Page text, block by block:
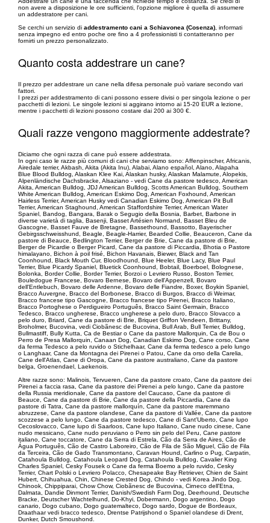
non avere a disposizione le ore sufficienti, l'opzione migliore è quella di assumere
un addestratore per cani.
Se cerchi un servizio di addestramento cani a Schiavonea (Cosenza) , informati
senza impegno ed entro poche ore fino a 4 professionisti ti contatteranno per
fornirti un prezzo personalizzato.
Quanto costa addestrare un cane?
Il prezzo per addestrare un cane nella difesa personale può variare secondo vari
fattori.
I prezzi per addestramento di cani possono essere divisi o per singola lezione o per
pacchetti di lezioni. Le singole lezioni si aggirano intorno ai 15-20 EUR a lezione,
mentre i pacchetti di lezioni possono costare dai 200 ai 300 €.
Quali razze vengono maggiormente addestrate?
Diciamo che ogni razza di cane può essere addestrata.
In ogni caso le razze più comuni di cani che serviamo sono: Affenpinscher, Africanis,
Airedale terrier, Akbash, Akita (Akita Inu), Alabai, Alano español, Alano, Alapaha
Blue Blood Bulldog, Alaskan Klee Kai, Alaskan husky, Alaskan Malamute, Alopekis,
Alpenländische Dachsbracke, Alsaziano - vedi Cane da pastore tedesco, American
Akita, American Bulldog, JDJ American Bulldog, Scotts American Bulldog, Southern
White American Bulldog, American Eskimo Dog, American Foxhound, American
Hairless Terrier, American Husky vedi Canadian Eskimo Dog, American Pit Bull
Terrier, American Staghound, American Staffordshire Terrier, American Water
Spaniel, Bandog, Bangara, Barak o Segugio della Bosnia, Barbet, Barbone in
diverse varietà di taglia, Basenji, Basset Artésien Normand, Basset Bleu de
Gascogne, Basset Fauve de Bretagne, Bassethound, Bassotto, Bayerischer
Gebirgsschweisshund, Beagle, Beagle-Harrier, Bearded Collie, Beauceron, Cane da
pastore di Beauce, Bedlington Terrier, Berger de Brie, Cane da pastore di Brie,
Berger de Picardie o Berger Picard, Cane da pastore di Piccardia, Bhotia o Pastore
himalayano, Bichon à poil frisé, Bichon Havanais, Biewer, Black and Tan
Coonhound, Black Mouth Cur, Bloodhound, Blue Heeler, Blue Lacy, Blue Paul
Terrier, Blue Picardy Spaniel, Bluetick Coonhound, Bobtail, Boerboel, Bolognese,
Bolonka, Border Collie, Border Terrier, Borzoi o Levriero Russo, Boston Terrier,
Bouledogue Francese, Bovaro Bernese, Bovaro dell'Appenzell, Bovaro
dell'Entlebuch, Bovaro delle Ardenne, Bovaro delle Fiandre, Boxer, Boykin Spaniel,
Bracco Auvergne, Bracco del Borbonese, Bracco di Burgos, Bracco di Weimar,
Bracco francese tipo Gascogne, Bracco francese tipo Pirenei, Bracco Italiano,
Bracco Portoghese o Perdigueiro Português, Bracco Saint Germain, Bracco
Tedesco, Bracco ungherese, Bracco ungherese a pelo duro, Bracco Slovacco a
pelo duro, Briard, Cane da pastore di Brie, Briquet Griffon Vendeen, Brittany,
Broholmer, Bucovina, vedi Ciobãnesc de Bucovina, Bull Arab, Bull Terrier, Bulldog,
Bullmastiff, Bully Kutta, Ca de Bestiar o Cane da pastore Mallorquin, Ca de Bou o
Perro de Presa Mallorquin, Canaan Dog, Canadian Eskimo Dog, Cane corso, Cane
da ferma Tedesco a pelo ruvido o Stichelhaar, Cane da ferma tedesco a pelo lungo
o Langhaar, Cane da Montagna dei Pirenei o Patou, Cane da orso della Carelia,
Cane dell'Atlas, Cane di Oropa, Cane da pastore australiano, Cane da pastore
belga, Groenendael, Laekenois.
Altre razze sono: Malinois, Tervueren, Cane da pastore croato, Cane da pastore dei
Pirenei a faccia rasa, Cane da pastore dei Pirenei a pelo lungo, Cane da pastore
della Russia meridionale, Cane da pastore del Caucaso, Cane da pastore di
Beauce, Cane da pastore di Brie, Cane da pastore della Piccardia, Cane da
pastore di Tatra, Cane da pastore mallorquín, Cane da pastore maremmano
abruzzese, Cane da pastore olandese, Cane da pastore di Vallée, Cane da pastore
scozzese a pelo lungo, Cane da pastore tedesco, Cane di Sant'Uberto, Cane lupo
Cecoslovacco, Cane lupo di Saarloos, Cane lupo Italiano, Cane nudo cinese, Cane
nudo messicano, Cane nudo peruviano o Perro sin pelo del Peru, Cane pastore
italiano, Cane toccatore, Cane da Serra di Estrela, Cão da Serra de Aires, Cão de
Água Português, Cão de Castro Laboreiro, Cão de Fila de São Miguel, Cão de Fila
da Terceira, Cão de Gado Transmontano, Caravan Hound, Carlino o Pug, Carpatin,
Catahoula Bulldog, Catahoula Leopard Dog, Catahoula Bulldog, Cavalier King
Charles Spaniel, Cesky Fousek o Cane da ferma Boemo a pelo ruvido, Cesky
Terrier, Chart Polski o Levriero Polacco, Chesapeake Bay Retriever, Chien de Saint
Hubert, Chihuahua, Chin, Chinese Crested Dog, Chindo - vedi Korea Jindo Dog,
Chinook, Chippiparai, Chow Chow, Ciobãnesc de Bucovina, Cirneco dell'Etna,
Dalmata, Dandie Dinmont Terrier, Danish/Swedish Farm Dog, Deerhound, Deutsche
Bracke, Deutscher Wachtelhund, Do-Khyi, Dobermann, Dogo argentino, Dogo
canario, Dogo cubano, Dogo guatemalteco, Dogo sardo, Dogue de Bordeaux,
Draathaar vedi bracco tedesco, Drentse Patrijshond o Spaniel olandese di Drent,
Dunker, Dutch Smoushond.